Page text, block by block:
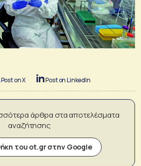
Post on X Post on LinkedIn
άρθρα στα αποτελέσματα
αναζήτησης
του ot.gr στην Google